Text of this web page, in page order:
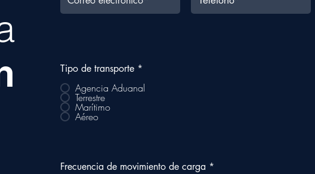
Tipo de transporte *
Agencia Aduanal
Terrestre
Marítimo
Aéreo
Frecuencia de movimiento de carga *